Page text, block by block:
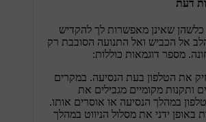
דעת
שאינן מאפשרות לך להקדיש
אל הכביש ואל התנועה הסובבת רק
מספר דוגמאות כוללות:
את הטלפון בעת הנסיעה. במקרים
ותקנות מקומיים מגבילים את
במהלך הנסיעה או אוסרים אותו.
באופן ידני את מסלול הניווט במהלך